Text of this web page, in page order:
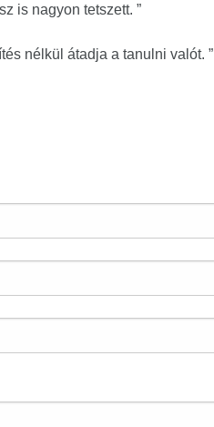
is nagyon tetszett. ”
nélkül átadja a tanulni valót. ”